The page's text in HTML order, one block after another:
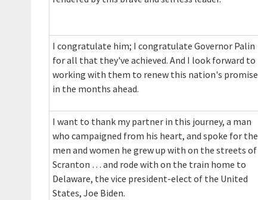
I congratulate him; I congratulate Governor Palin
for all that they've achieved. And I look forward to
working with them to renew this nation's promise
in the months ahead.
I want to thank my partner in this journey, a man
who campaigned from his heart, and spoke for the
men and women he grew up with on the streets of
Scranton … and rode with on the train home to
Delaware, the vice president-elect of the United
States, Joe Biden.